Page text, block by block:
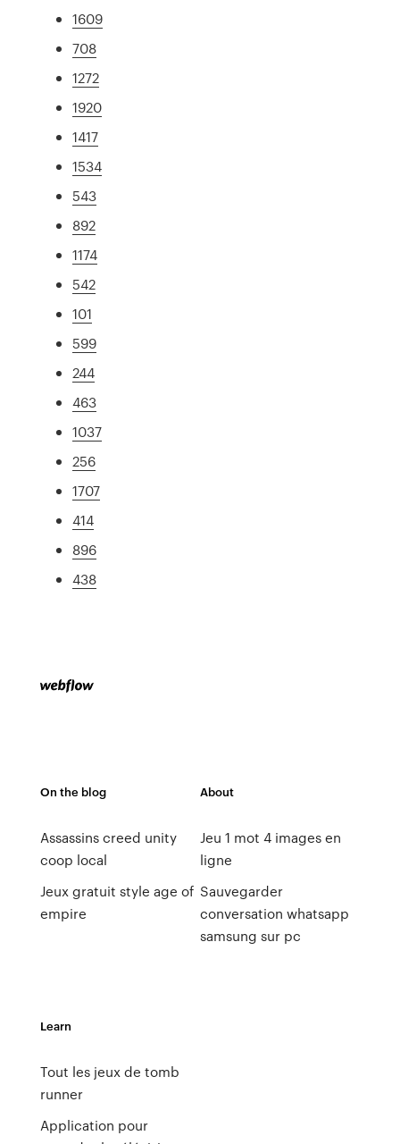
1609
708
1272
1920
1417
1534
543
892
1174
542
101
599
244
463
1037
256
1707
414
896
438
On the blog
Assassins creed unity
coop local
Jeux gratuit style age of
empire
About
Jeu 1 mot 4 images en
ligne
Sauvegarder
conversation whatsapp
samsung sur pc
Learn
Tout les jeux de tomb
runner
Application pour